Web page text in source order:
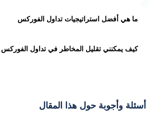
ما هي أفضل استراتيجيات تداول الفوركس
أفضل استراتيجية تداول الفوركس على
المتأرجح"الاحتفاظ بالصفقات لعدة أيام أو
المدى الطويل "الاحتفاظ بالصفقات لعدة أشهر
كيف يمكنني تقليل المخاطر في تداول الفوركس
عن طريق اوامل وقف الخارة وجني الارباح
أسئلة وأجوبة حول هذا المقال